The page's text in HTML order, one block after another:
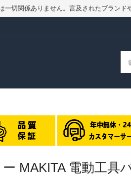
一切関係ありません。言及されたブランド
MAKITA 電動工具